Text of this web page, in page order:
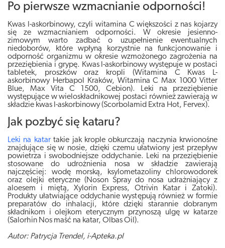
Po pierwsze wzmacnianie odporności!
Kwas l-askorbinowy, czyli witamina C większości z nas kojarzy
się ze wzmacnianiem odporności. W okresie jesienno-
zimowym warto zadbać o uzupełnienie ewentualnych
niedoborów, które wpłyną korzystnie na funkcjonowanie i
odporność organizmu w okresie wzmożonego zagrożenia na
przeziębienia i grypę. Kwas l-askorbinowy występuje w postaci
tabletek, proszków oraz kropli (Witamina C Kwas L-
askorbinowy Herbapol Kraków, Witamina C Max 1000 Vitter
Blue, Max Vita C 1500, Cebion). Leki na przeziębienie
występujące w wieloskładnikowej postaci również zawierają w
składzie kwas l-askorbinowy (Scorbolamid Extra Hot, Fervex).
Jak pozbyć się kataru?
Leki na katartakie jak krople obkurczają naczynia krwionośne
znajdujące się w nosie, dzięki czemu ułatwiony jest przepływ
powietrza i swobodniejsze oddychanie. Leki na przeziębienie
stosowane do udrożnienia nosa w składzie zawierają
najczęściej: wodę morską, ksylometazoliny chlorowodorek
oraz olejki eteryczne (Noson Spray do nosa udrażniający z
aloesem i miętą, Xylorin Express, Otrivin Katar i Zatoki).
Produkty ułatwiające oddychanie występują również w formie
preparatów do inhalacji, które dzięki starannie dobranym
składnikom i olejkom eterycznym przynoszą ulgę w katarze
(Salorhin Nos maść na katar, Olbas Oil).
Autor: Patrycja Trendel, i-Apteka.pl